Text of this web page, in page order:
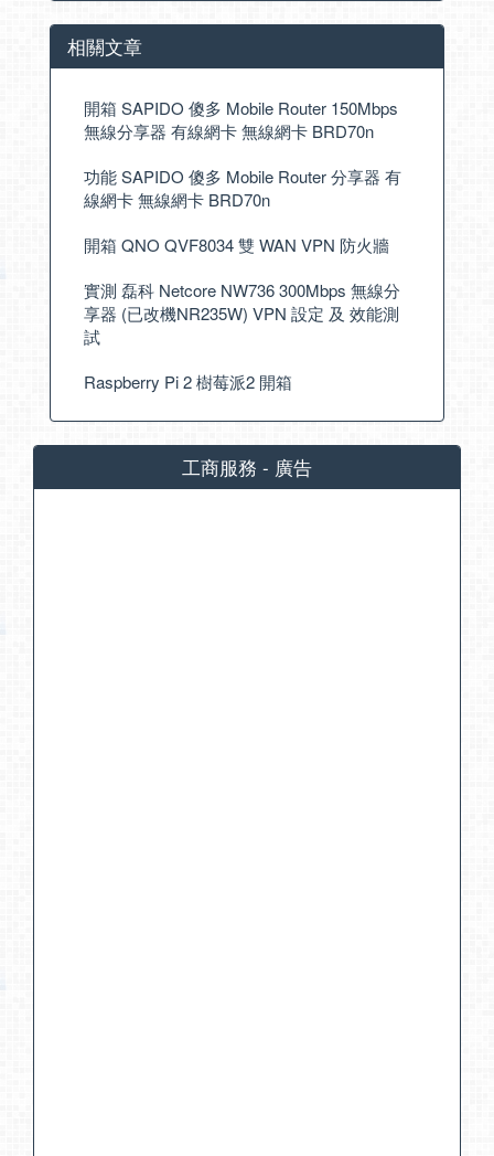
相關文章
開箱 SAPIDO 傻多 Mobile Router 150Mbps
無線分享器 有線網卡 無線網卡 BRD70n
功能 SAPIDO 傻多 Mobile Router 分享器 有
線網卡 無線網卡 BRD70n
開箱 QNO QVF8034 雙 WAN VPN 防火牆
實測 磊科 Netcore NW736 300Mbps 無線分
享器 (已改機NR235W) VPN 設定 及 效能測
試
Raspberry Pi 2 樹莓派2 開箱
工商服務 - 廣告